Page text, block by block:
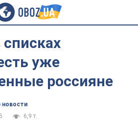
уже
россияне
новости
6,9 т.